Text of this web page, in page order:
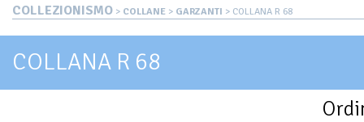
COLLEZIONISMO > COLLANE > GARZANTI > COLLANA R 68
COLLANA R 68